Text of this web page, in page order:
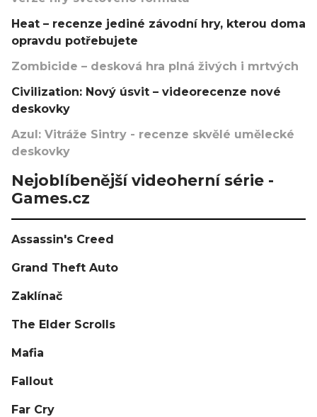
Heat – recenze jediné závodní hry, kterou doma
opravdu potřebujete
Zombicide – desková hra plná živých i mrtvých
Civilization: Nový úsvit – videorecenze nové
deskovky
Azul: Vitráže Sintry - recenze skvělé umělecké
deskovky
Nejoblíbenější videoherní série -
Games.cz
Assassin's Creed
Grand Theft Auto
Zaklínač
The Elder Scrolls
Mafia
Fallout
Far Cry